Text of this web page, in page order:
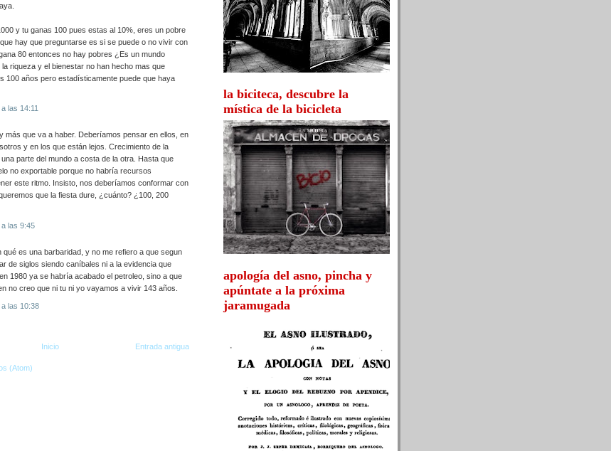
y tu ganas 100 pues estas al 10%, eres un pobre
hay que preguntarse es si se puede o no vivir con
80 entonces no hay pobres ¿Es un mundo
riqueza y el bienestar no han hecho mas que
100 años pero estadísticamente puede que haya
las 14:11
más que va a haber. Deberíamos pensar en ellos, en
y en los que están lejos. Crecimiento de la
parte del mundo a costa de la otra. Hasta que
no exportable porque no habría recursos
este ritmo. Insisto, nos deberíamos conformar con
que la fiesta dure, ¿cuánto? ¿100, 200
las 9:45
qué es una barbaridad, y no me refiero a que segun
de siglos siendo caníbales ni a la evidencia que
1980 ya se habría acabado el petroleo, sino a que
no creo que ni tu ni yo vayamos a vivir 143 años.
las 10:38
Entrada antigua
Inicio
(Atom)
la biciteca, descubre la
mística de la bicicleta
apología del asno, pincha y
apúntate a la próxima
jaramugada